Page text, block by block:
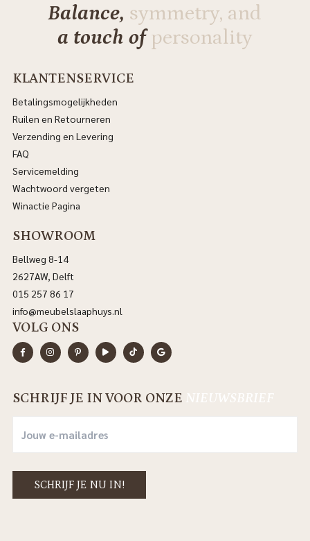
Balance, symmetry, and
a touch ofpersonality
KLANTENSERVICE
Betalingsmogelijkheden
Ruilen en Retourneren
Verzending en Levering
FAQ
Servicemelding
Wachtwoord vergeten
Winactie Pagina
SHOWROOM
Bellweg 8-14
2627AW, Delft
015 257 86 17
info@meubelslaaphuys.nl
VOLG ONS
SCHRIJF JE IN VOOR ONZE NIEUWSBRIEF